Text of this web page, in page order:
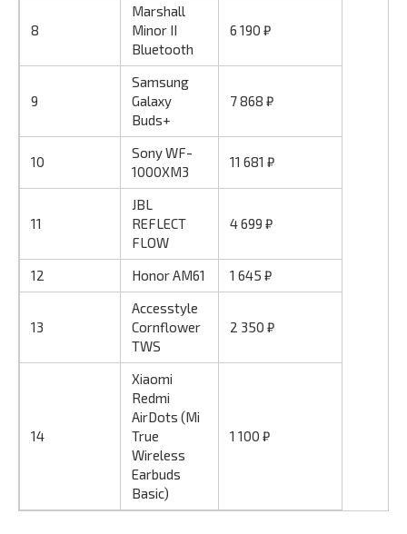
8
Marshall
Minor II
Bluetooth
6 190 ₽
9
Samsung
Galaxy
Buds+
7 868 ₽
10
Sony WF-
1000XM3
11 681 ₽
11
JBL
REFLECT
FLOW
4 699 ₽
12 Honor AM61 1 645 ₽
13
Accesstyle
Cornflower
TWS
2 350 ₽
14
Xiaomi
Redmi
AirDots (Mi
True
Wireless
Earbuds
Basic)
1 100 ₽